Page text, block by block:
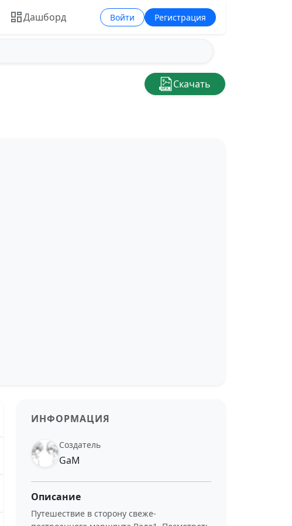
Дашборд Войти Регистрация
Скачать
ИНФОРМАЦИЯ
Создатель
GaM
Описание
Путешествие в сторону свеже-